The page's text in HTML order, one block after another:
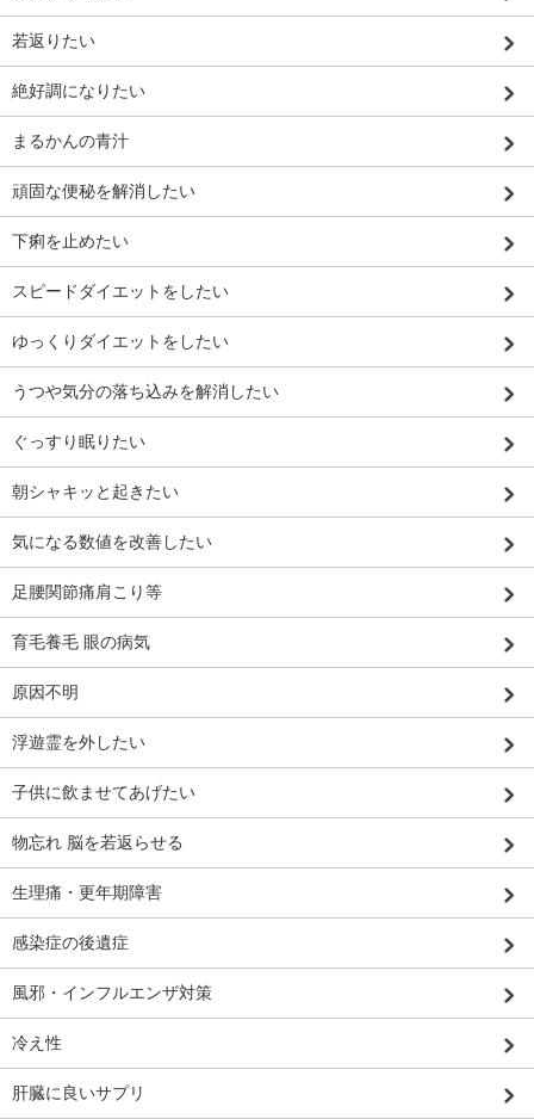
若返りたい
絶好調になりたい
まるかんの青汁
頑固な便秘を解消したい
下痢を止めたい
スピードダイエットをしたい
ゆっくりダイエットをしたい
うつや気分の落ち込みを解消したい
ぐっすり眠りたい
朝シャキッと起きたい
気になる数値を改善したい
足腰関節痛肩こり等
育毛養毛 眼の病気
原因不明
浮遊霊を外したい
子供に飲ませてあげたい
物忘れ 脳を若返らせる
生理痛・更年期障害
感染症の後遺症
風邪・インフルエンザ対策
冷え性
肝臓に良いサプリ